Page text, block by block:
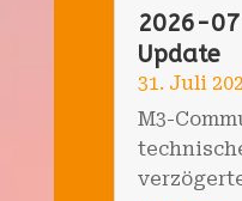
2026-
Update
31. Juli
M3-